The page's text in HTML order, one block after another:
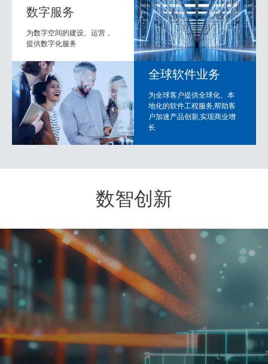
数字服务
为数字空间的建设、运营，
提供数字化服务
全球软件业务
为全球客户提供全球化、本
地化的软件工程服务,帮助客
户加速产品创新,实现商业增
长
数智创新